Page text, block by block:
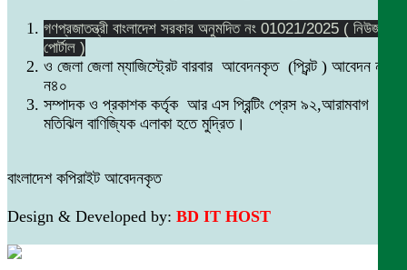
গণপ্রজাতন্ত্রী বাংলাদেশ সরকার অনুমদিত নং 01021/2025 ( নিউজ
পোর্টাল )
ও জেলা জেলা ম্যাজিস্ট্রেট বারবার আবেদনকৃত (প্রিন্ট ) আবেদন নং
ন৪০
সম্পাদক ও প্রকাশক কর্তৃক আর এস প্রিন্টিং প্রেস ৯২,আরামবাগ
মতিঝিল বাণিজ্যিক এলাকা হতে মুদ্রিত।
বাংলাদেশ কপিরাইট আবেদনকৃত
Design & Developed by: BD IT HOST